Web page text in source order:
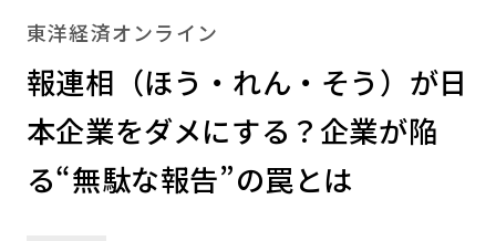
東洋経済オンライン
報連相（ほう・れん・そう）が日
本企業をダメにする？企業が陥
る“無駄な報告”の罠とは